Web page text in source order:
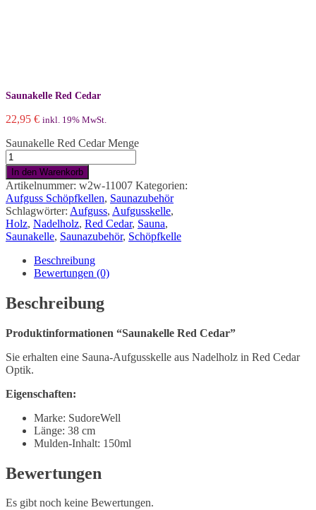
Saunakelle Red Cedar
22,95 € inkl. 19% MwSt.
Saunakelle Red Cedar Menge
In den Warenkorb
Artikelnummer: w2w-11007 Kategorien:
Aufguss Schöpfkellen, Saunazubehör
Schlagwörter: Aufguss, Aufgusskelle,
Holz, Nadelholz, Red Cedar, Sauna,
Saunakelle, Saunazubehör, Schöpfkelle
Beschreibung
Bewertungen (0)
Beschreibung
Produktinformationen “Saunakelle Red Cedar”
Sie erhalten eine Sauna-Aufgusskelle aus Nadelholz in Red Cedar
Optik.
Eigenschaften:
Marke: SudoreWell
Länge: 38 cm
Mulden-Inhalt: 150ml
Bewertungen
Es gibt noch keine Bewertungen.